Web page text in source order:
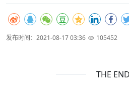
发布时间：2021-08-17 03:36 105452
THE END